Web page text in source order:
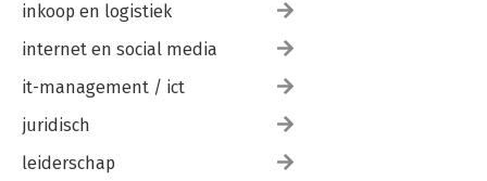
inkoop en logistiek
internet en social media
it-management / ict
juridisch
leiderschap